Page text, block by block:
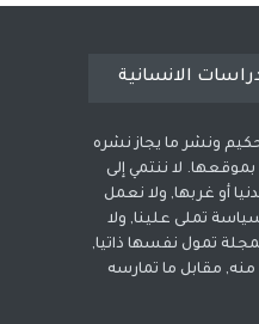
الانسانية
ونشر ما يجاز نشره
لا ننتمي إلى
أو غربها, ولا نعمل
تملى علينا, ولا
تمول نفسها ذاتيا,
منه, مقابل ما تمارسه